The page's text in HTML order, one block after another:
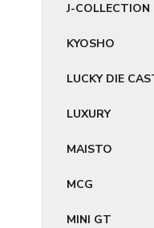
J-COLLECTION
KYOSHO
LUCKY DIE
LUXURY
MAISTO
MCG
MINI GT